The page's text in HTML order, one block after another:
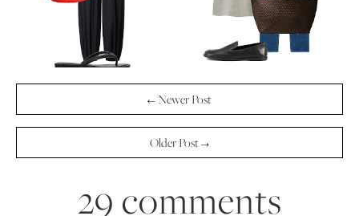
← Newer Post
Older Post →
29 comments